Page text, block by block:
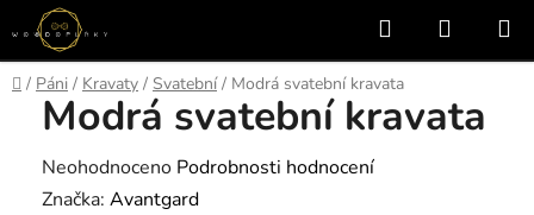
Přejít
na
obsah
Hledat
KOŠÍK
Domů
/ Páni / Kravaty / Svatební / Modrá svatební kravata
Modrá svatební kravata
Průměrné
hodnocení
Neohodnoceno Podrobnosti hodnocení
Značka: Avantgard